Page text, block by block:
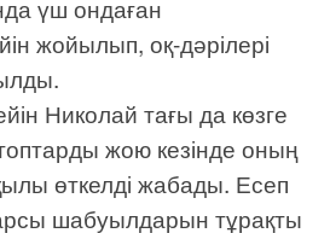
үш ондаған
жойылып, оқ-дәрілері
Николай тағы да көзге
жою кезінде оның
өткелді жабады. Есеп
шабуылдарын тұрақты